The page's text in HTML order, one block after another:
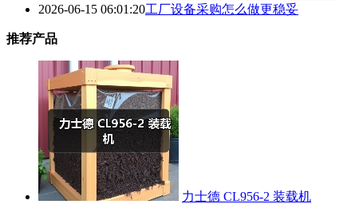
2026-06-15 06:01:20工厂设备采购怎么做更稳妥
推荐产品
力士德 CL956-2 装载机